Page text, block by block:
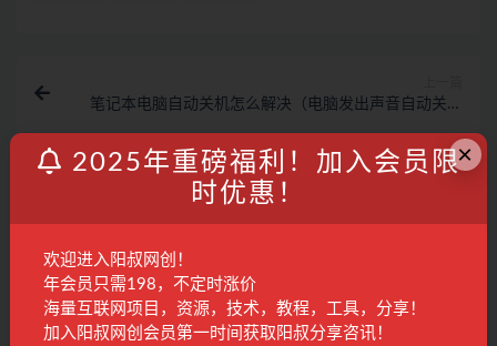
笔记本电脑自动关机怎么解决（电脑发出声音自动关机
下一篇
台式电脑推荐品牌有哪些（老司机教你台式电脑那个品
相关文章
excel如何转换行列数据（EXCEL行与列相互转
换的三种方法）
×
2025年重磅福利！加入会员限
时优惠！
欢迎进入阳叔网创！
年会员只需198，不定时涨价
海量互联网项目，资源，技术，教程，工具，分享！
加入阳叔网创会员第一时间获取阳叔分享咨讯！